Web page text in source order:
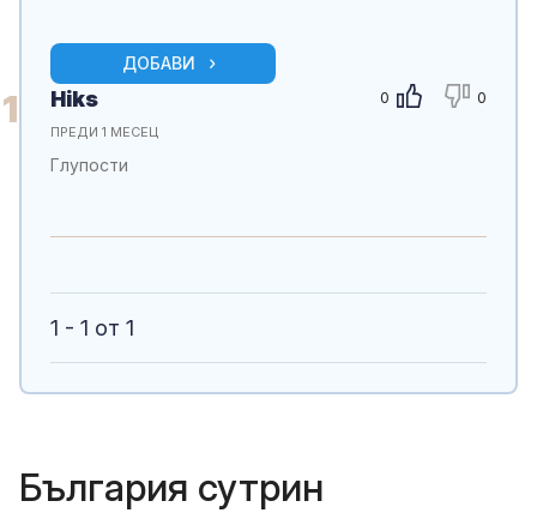
ДОБАВИ
1 0 0
Hiks
ПРЕДИ 1 МЕСЕЦ
Глупости
1 - 1 от 1
България сутрин